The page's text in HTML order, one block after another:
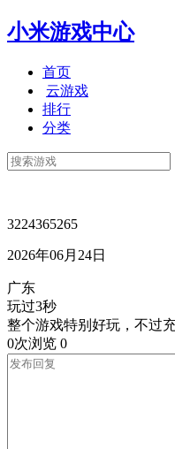
小米游戏中心
首页
云游戏
排行
分类
3224365265
2026年06月24日
广东
玩过3秒
整个游戏特别好玩，不过
0次浏览 0